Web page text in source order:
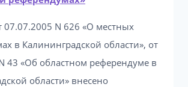
07.07.2005 N 626 «О местных
в Калининградской области», от
43 «Об областном референдуме в
области» внесено